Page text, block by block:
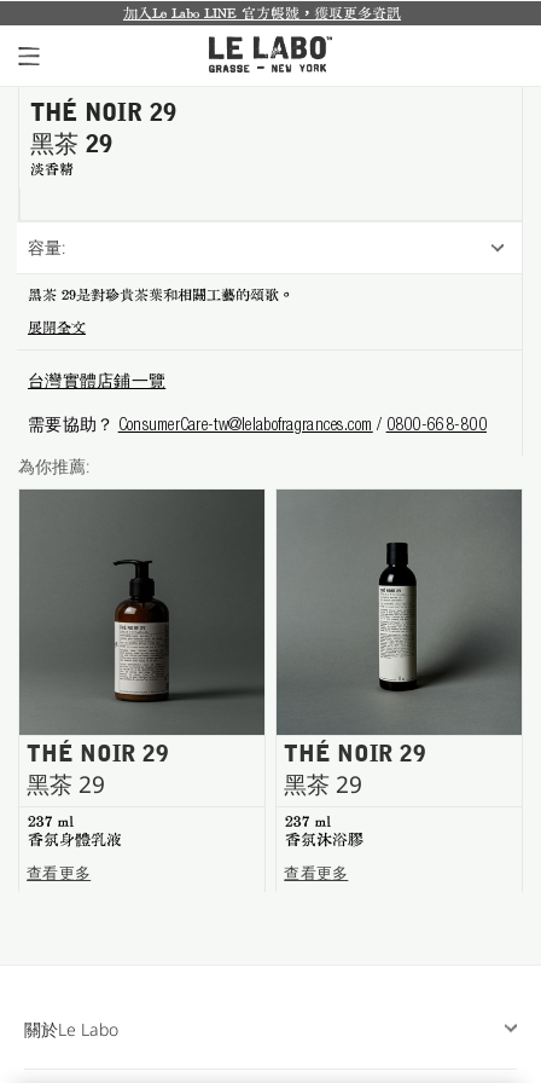
個人香氛系列
室內香氛系列
別緻小物
探索體驗裝
關於我們
加入Le Labo LINE 官方帳號，獲取更多資訊
THÉ NOIR 29
黑茶 29
淡香精
容量:
黑茶 29是對珍貴茶葉和相關工藝的頌歌。
展開全文
台灣實體店鋪一覽
需要協助？ ConsumerCare-tw@lelabofragrances.com / 0800-668-800
為你推薦:
THÉ NOIR 29
黑茶 29
237 ml
香氛身體乳液
查看更多
THÉ NOIR 29
黑茶 29
237 ml
香氛沐浴膠
查看更多
關於Le Labo